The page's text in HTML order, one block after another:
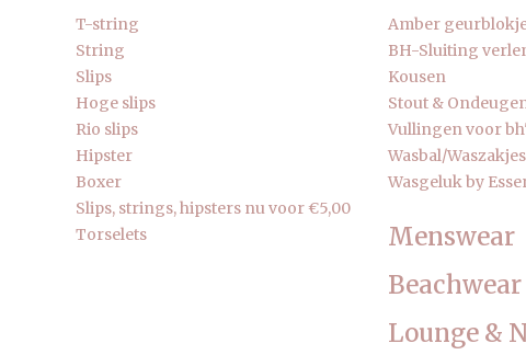
T-string
String
Slips
Hoge slips
Rio slips
Hipster
Boxer
Slips, strings, hipsters nu voor €5,00
Torselets
Amber
BH-Sluiting
Kousen
Stout &
Vullingen voor
Wasbal/Waszakjes
Wasgeluk by
Menswear
Beachwear
Lounge &